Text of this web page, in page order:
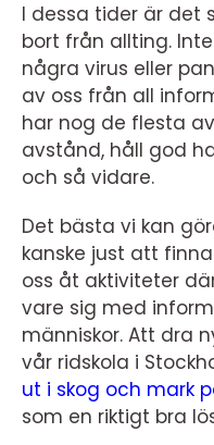
I dessa tider är det
bort från allting.
några virus eller
av oss från all
har nog de flesta
avstånd, håll god
och så vidare.
Det bästa vi kan
kanske just att
oss åt aktiviteter
vare sig med
människor. Att dra
vår ridskola i
ut i skog och mark
som en riktigt bra